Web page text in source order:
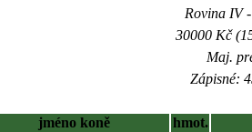
Rovina IV
30000 Kč
Maj.
Zápisné:
jméno koně
hmot.